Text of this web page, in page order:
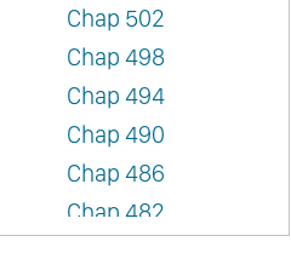
Chap 502
Chap 498
Chap 494
Chap 490
Chap 486
Chap 482